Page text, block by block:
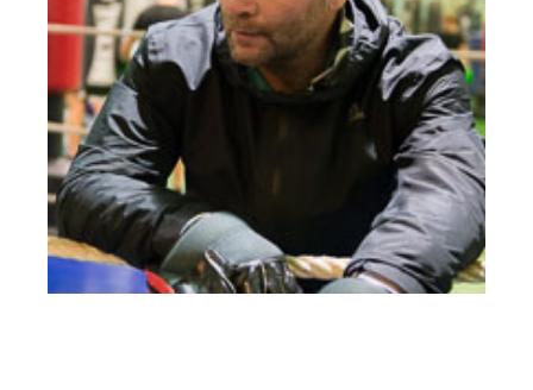
CHAMPION DE FRANCE DE BOXE
AMATEUR
Champion de France léger Pro en 1998 et 2000
Amateur 75 combats.